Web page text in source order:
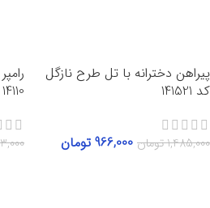
پیراهن دخترانه با تل طرح نازگل
کد 141521
1,485,000تومان 966,000 تومان
14110